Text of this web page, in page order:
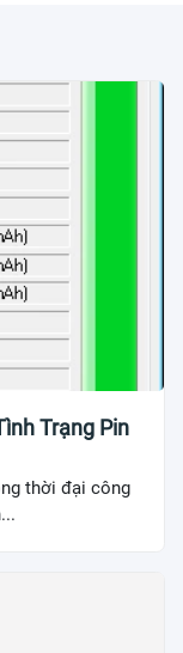
Trạng Pin
thời đại công